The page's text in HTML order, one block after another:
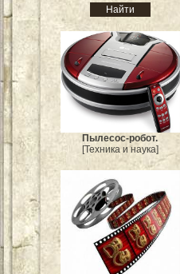
Пылесос-робот.
[Техника и наука]